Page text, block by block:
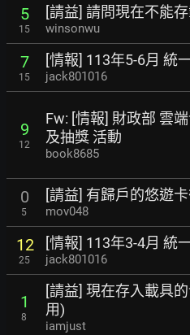
5
15
[請益] 請問現在不能
winsonwu
7
15
[情報] 113年5-6月 統
jack801016
9
12
Fw: [情報] 財政部 雲
及抽獎 活動
book8685
0
5
[請益] 有歸戶的悠遊
mov048
12
25
[情報] 113年3-4月 統
jack801016
1
8
[請益] 現在存入載具
用)
iamjust